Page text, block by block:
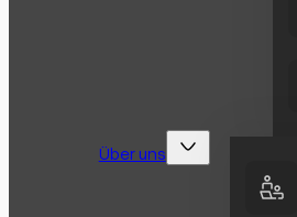
Über uns